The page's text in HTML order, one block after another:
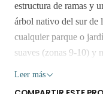
estructura de ramas y
árbol nativo del sur de
cualquier parque o
suaves (zonas 9-10) y
Leer más